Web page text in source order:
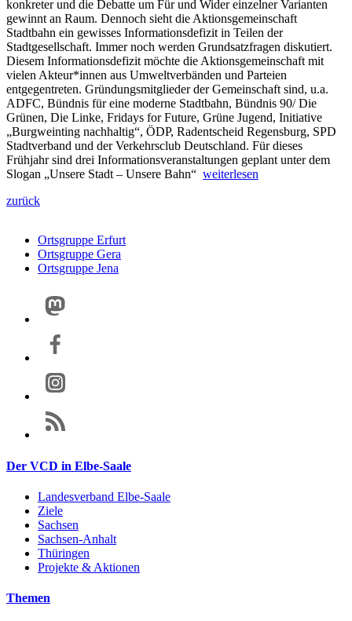
konkreter und die Debatte um Für und Wider einzelner Varianten
gewinnt an Raum. Dennoch sieht die Aktionsgemeinschaft
Stadtbahn ein gewisses Informationsdefizit in Teilen der
Stadtgesellschaft. Immer noch werden Grundsatzfragen diskutiert.
Diesem Informationsdefizit möchte die Aktionsgemeinschaft mit
vielen Akteur*innen aus Umweltverbänden und Parteien
entgegentreten. Gründungsmitglieder der Gemeinschaft sind, u.a.
ADFC, Bündnis für eine moderne Stadtbahn, Bündnis 90/ Die
Grünen, Die Linke, Fridays for Future, Grüne Jugend, Initiative
„Burgweinting nachhaltig“, ÖDP, Radentscheid Regensburg, SPD
Stadtverband und der Verkehrsclub Deutschland. Für dieses
Frühjahr sind drei Informationsveranstaltungen geplant unter dem
Slogan „Unsere Stadt – Unsere Bahn“ weiterlesen
zurück
Ortsgruppe Erfurt
Ortsgruppe Gera
Ortsgruppe Jena
Der VCD in Elbe-Saale
Landesverband Elbe-Saale
Ziele
Sachsen
Sachsen-Anhalt
Thüringen
Projekte & Aktionen
Themen